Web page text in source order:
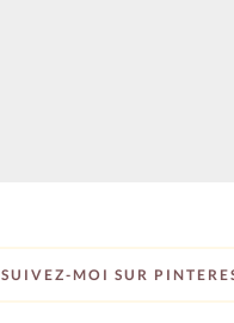
SUIVEZ-MOI SUR